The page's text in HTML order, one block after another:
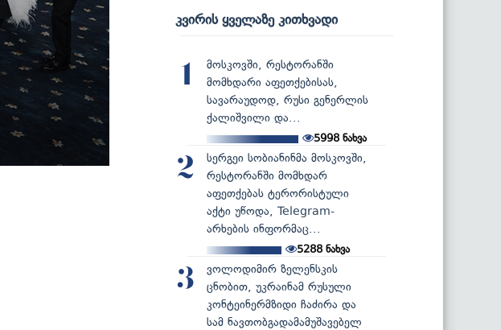
კვირის ყველაზე კითხვადი
1
მოსკოვში, რესტორანში
მომხდარი აფეთქებისას,
სავარაუდოდ, რუსი გენერლის
ქალიშვილი და...
5998 ნახვა
2
სერგეი სობიანინმა მოსკოვში,
რესტორანში მომხდარ
აფეთქებას ტერორისტული
აქტი უწოდა, Telegram-
არხების ინფორმაც...
5288 ნახვა
3
ვოლოდიმირ ზელენსკის
ცნობით, უკრაინამ რუსული
კონტეინერმზიდი ჩაძირა და
სამ ნავთობგადამამუშავებელ